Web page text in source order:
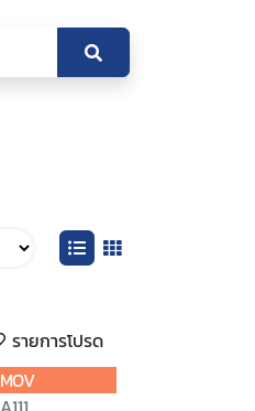
รายการโปรด
MOV